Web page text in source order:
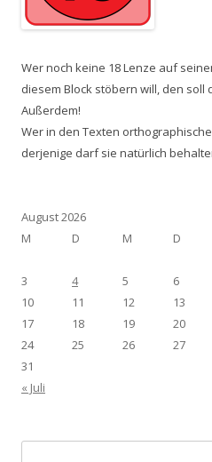
Wer noch keine 18 Lenze auf
diesem Block stöbern will, den soll
Außerdem!
Wer in den Texten
derjenige darf sie natürlich
August 2026
M
D M D
3
4 5 6
10
11 12 13
17
18 19 20
24
25 26 27
31
« Juli